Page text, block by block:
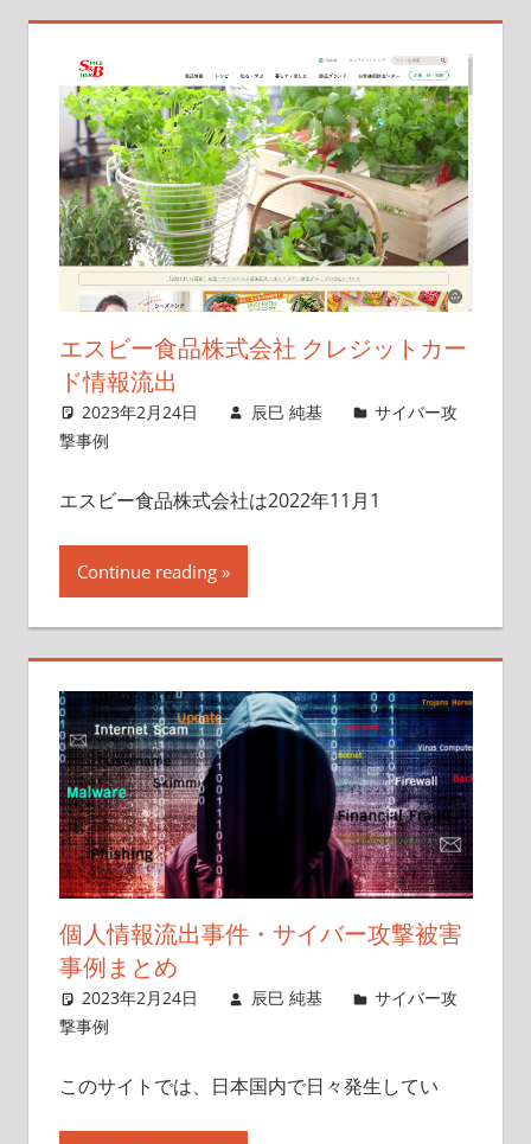
エスビー食品株式会社 クレジットカー
ド情報流出
2023年2月24日 辰巳 純基
サイバー攻
撃事例
エスビー食品株式会社は2022年11月1
Continue reading
個人情報流出事件・サイバー攻撃被害
事例まとめ
2023年2月24日 辰巳 純基
サイバー攻
撃事例
このサイトでは、日本国内で日々発生してい